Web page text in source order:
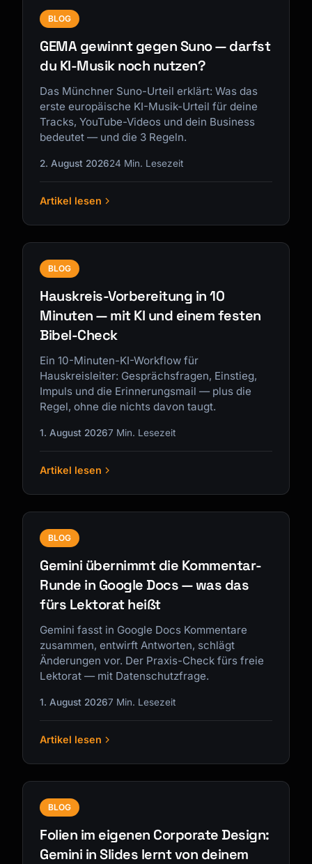
BLOG
GEMA gewinnt gegen Suno — darfst
du KI-Musik noch nutzen?
Das Münchner Suno-Urteil erklärt: Was das
erste europäische KI-Musik-Urteil für deine
Tracks, YouTube-Videos und dein Business
bedeutet — und die 3 Regeln.
2. August 202624 Min. Lesezeit
Artikel lesen
BLOG
Hauskreis-Vorbereitung in 10
Minuten — mit KI und einem festen
Bibel-Check
Ein 10-Minuten-KI-Workflow für
Hauskreisleiter: Gesprächsfragen, Einstieg,
Impuls und die Erinnerungsmail — plus die
Regel, ohne die nichts davon taugt.
1. August 20267 Min. Lesezeit
Artikel lesen
BLOG
Gemini übernimmt die Kommentar-
Runde in Google Docs — was das
fürs Lektorat heißt
Gemini fasst in Google Docs Kommentare
zusammen, entwirft Antworten, schlägt
Änderungen vor. Der Praxis-Check fürs freie
Lektorat — mit Datenschutzfrage.
1. August 20267 Min. Lesezeit
Artikel lesen
BLOG
Folien im eigenen Corporate Design:
Gemini in Slides lernt von deinem